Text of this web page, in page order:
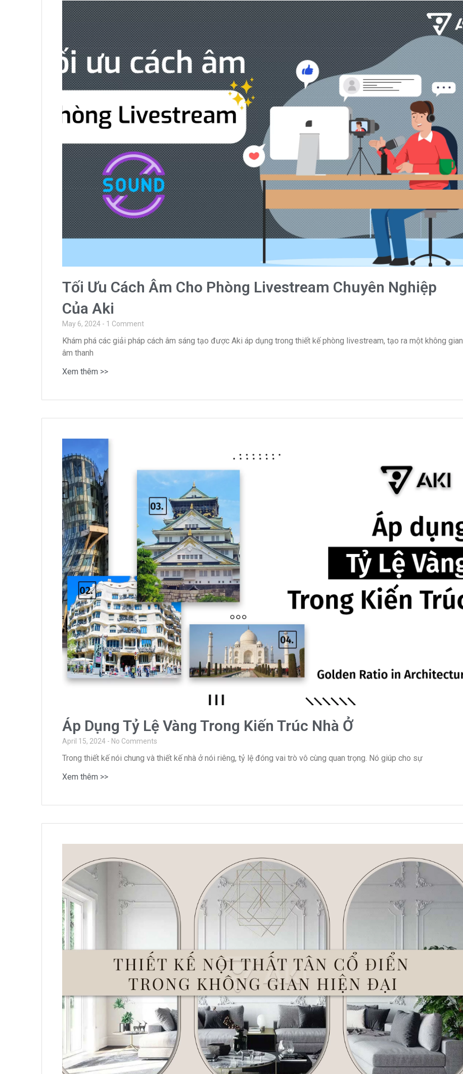
Tối Ưu Cách Âm Cho Phòng Livestream Chuyên Nghiệp
Của Aki
May 6, 2024 1 Comment
Khám phá các giải pháp cách âm sáng tạo được Aki áp dụng trong thiết kế phòng livestream, tạo ra một không gian
âm thanh
Xem thêm >>
Áp Dụng Tỷ Lệ Vàng Trong Kiến Trúc Nhà Ở
April 15, 2024 No Comments
Trong thiết kế nói chung và thiết kế nhà ở nói riêng, tỷ lệ đóng vai trò vô cùng quan trọng. Nó giúp cho sự
Xem thêm >>